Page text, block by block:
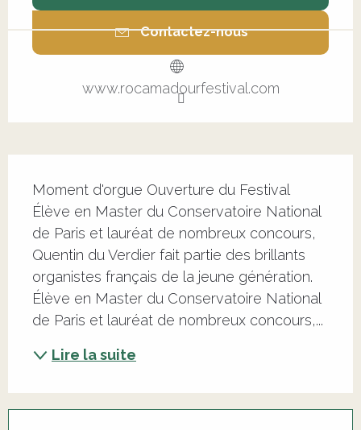
Contactez-nous
www.rocamadourfestival.com
Moment d'orgue Ouverture du Festival
Élève en Master du Conservatoire National
de Paris et lauréat de nombreux concours,
Quentin du Verdier fait partie des brillants
organistes français de la jeune génération.
Élève en Master du Conservatoire National
de Paris et lauréat de nombreux concours,...
Lire la suite